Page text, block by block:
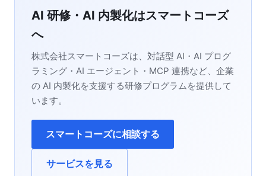
AI 研修・AI 内製化はスマートコーズ
へ
株式会社スマートコーズは、対話型 AI・AI プログ
ラミング・AI エージェント・MCP 連携など、企業
の AI 内製化を支援する研修プログラムを提供して
います。
スマートコーズに相談する
サービスを見る